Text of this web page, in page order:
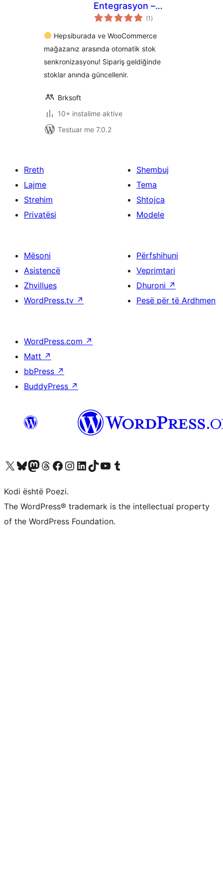
Entegrasyon –
Brksoft
(1 vlerësime
gjithsej
)
Hepsiburada ve WooCommerce
mağazanız arasında otomatik stok
senkronizasyonu! Sipariş geldiğinde
stoklar anında güncellenir.
Brksoft
10+ instalime aktive
Testuar me 7.0.2
Rreth
Lajme
Strehim
Privatësi
Shembuj
Tema
Shtojca
Modele
Mësoni
Asistencë
Zhvillues
WordPress.tv ↗
Përfshihuni
Veprimtari
Dhuroni ↗
Pesë për të Ardhmen
WordPress.com ↗
Matt ↗
bbPress ↗
BuddyPress ↗
Vizitoni llogarinë tonë X (ish Twitter)
Vizitoni llogarinë tonë Bluesky
Vizitoni llogarinë tonë Mastodon
Vizitoni llogarinë tonë Threads
Vizitoni faqen tonë në Facebook
Vizitoni llogarinë tonë Instagram
Vizitoni llogarinë tonë LinkedIn
Vizitoni llogarinë tonë TikTok
Vizitoni kanalin tonë YouTube
Vizitoni llogarinë tonë Tumblr
Kodi është Poezi.
The WordPress® trademark is the intellectual property
of the WordPress Foundation.